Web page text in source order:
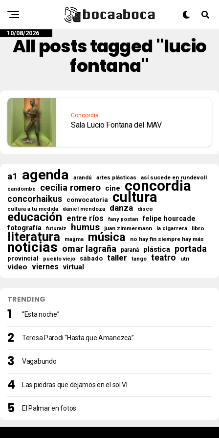
10/08/2026
All posts tagged "lucio
fontana"
Concordia
Sala Lucio Fontana del MAV
a1 agenda arandú artes plásticas así sucede en rundevoll
candombe cecilia romero cine concordia
concorhaikus convocatoria cultura
cultura a tu medida daniel mendoza danza disco
educación entre ríos fany postan felipe hourcade
fotografía futuraíz humus juan zimmermann la cigarrera libro
literatura magma música no hay fin siempre hay más
noticias omar lagraña paraná plástica portada
provincial pueblo viejo sábado taller tango teatro utn
video viernes virtual
TRENDING
“Esta noche”
Teresa Parodi “Hasta que Amanezca”
Vagabundo
Las piedras que dejamos en el sol VI
El Palmar en fotos